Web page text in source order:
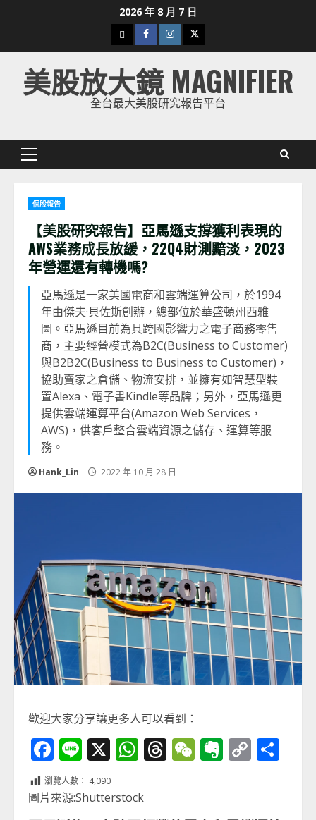
2026 年 8 月 7 日
下
載
美
股
Facebook
Instagram
Twitter
美股放大鏡 MAGNIFIER
全台最大美股研究報告平台
Primary
個股報告
【美股研究報告】亞馬遜支撐獲利表現的
AWS業務成長放緩， 22Q4財測黯淡，2023
年營運還有轉機嗎?
亞馬遜是一家美國電商和雲端運算公司，於1994
年由傑夫·貝佐斯創辦，總部位於華盛頓州西雅
圖。亞馬遜目前為具跨國影響力之電子商務零售
商，主要經營模式為B2C(Business to Customer)
與B2B2C(Business to Business to Customer)，
協助賣家之倉儲、物流安排，並擁有如智慧型裝
置Alexa、電子書Kindle等品牌；另外，亞馬遜更
提供雲端運算平台(Amazon Web Services，
AWS)，供客戶整合雲端資源之儲存、運算等服
務。
Hank_Lin 2022 年 10 月 28 日
歡迎大家分享讓更多人可以看到：
Facebook
Line
X WhatsApp
Threads
WeChat
Evernote
Copy
瀏覽人數： 4,090
圖片來源:Shutterstock